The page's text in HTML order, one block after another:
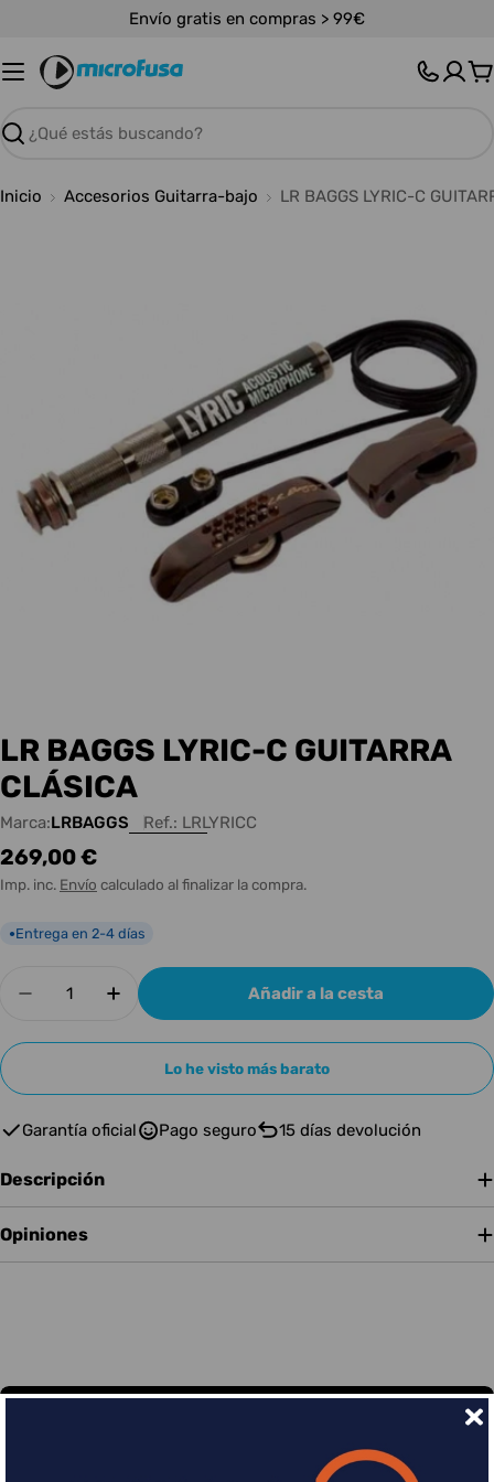
contenido
Envío gratis en compras > 99€
Buscar
Inicio Accesorios Guitarra-bajo LR BAGGS LYRIC-C
medios 0 en modal
LR BAGGS LYRIC-C GUITARRA
CLÁSICA
Marca:LRBAGGS Ref.: LRLYRICC
Precio
habitual
269,00 €
Imp. inc. Envío calculado al finalizar la compra.
●Entrega en 2-4 días
Disminuir cantidad para LR BAGGS LYRIC-C
Aumentar cantidad para LR BAGGS
Añadir a la cesta
Lo he visto más barato
Garantía oficial Pago seguro 15 días devolución
Descripción
Opiniones
Divide en 3 sin coste o hasta en 18 meses por una